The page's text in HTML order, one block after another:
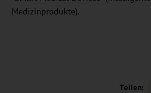
Medizinprodukte).
Teilen: